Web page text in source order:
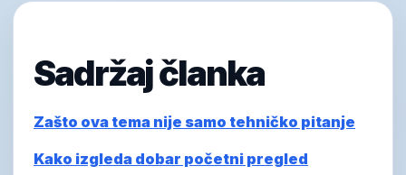
Sadržaj članka
Zašto ova tema nije samo tehničko pitanje
Kako izgleda dobar početni pregled